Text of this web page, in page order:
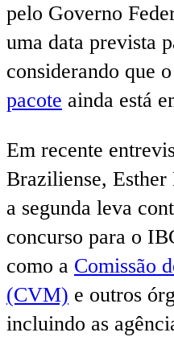
pelo Governo
uma data prevista
considerando que o
pacote ainda está
Em recente
Braziliense,
a segunda leva
concurso para o
como a Comissão
(CVM) e outros
incluindo as